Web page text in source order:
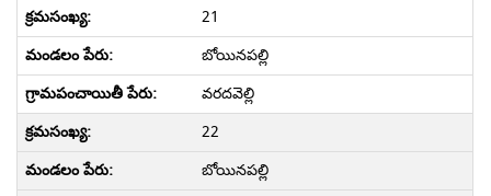
21
బోయినపల్లి
వరదవెల్లి
22
బోయినపల్లి